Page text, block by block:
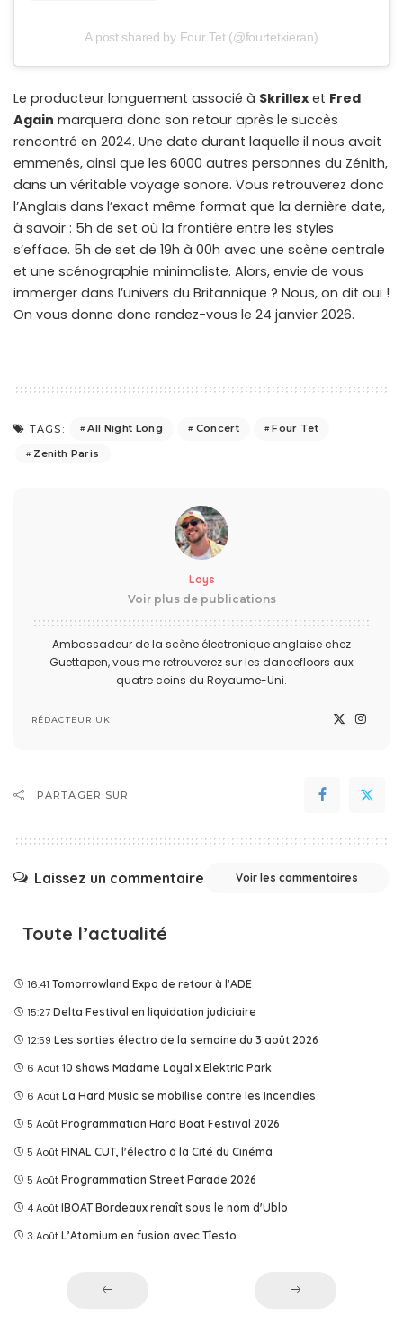
A post shared by Four Tet (@fourtetkieran)
Le producteur longuement associé à Skrillexet Fred
Again marquera donc son retour après le succès
rencontré en 2024. Une date durant laquelle il nous avait
emmenés, ainsi que les 6000 autres personnes du Zénith,
dans un véritable voyage sonore. Vous retrouverez donc
l’Anglais dans l’exact même format que la dernière date,
à savoir : 5h de set où la frontière entre les styles
s’efface. 5h de set de 19h à 00h avec une scène centrale
et une scénographie minimaliste. Alors, envie de vous
immerger dans l’univers du Britannique ? Nous, on dit oui !
On vous donne donc rendez-vous le 24 janvier 2026.
TAGS: All Night Long Concert
Four Tet
Zenith Paris
Loys
Voir plus de publications
Ambassadeur de la scène électronique anglaise chez
Guettapen, vous me retrouverez sur les dancefloors aux
quatre coins du Royaume-Uni.
RÉDACTEUR UK
PARTAGER SUR
Laissez un commentaire Voir les commentaires
Toute l’actualité
16:41 Tomorrowland Expo de retour à l'ADE
15:27 Delta Festival en liquidation judiciaire
12:59 Les sorties électro de la semaine du 3 août 2026
6 Août 10 shows Madame Loyal x Elektric Park
6 Août La Hard Music se mobilise contre les incendies
5 Août Programmation Hard Boat Festival 2026
5 Août FINAL CUT, l'électro à la Cité du Cinéma
5 Août Programmation Street Parade 2026
4 Août IBOAT Bordeaux renaît sous le nom d'Ublo
3 Août L’Atomium en fusion avec Tîesto